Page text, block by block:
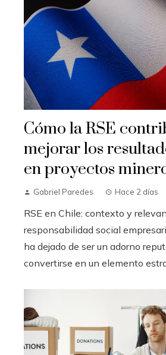
Cómo la RSE
mejorar los
en proyectos
Gabriel Paredes Hace 2 días
RSE en Chile: contexto y
responsabilidad social
ha dejado de ser un adorno
convertirse en un elemento